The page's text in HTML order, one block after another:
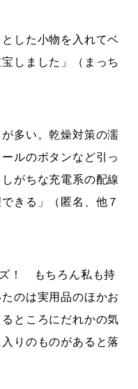
した小物を入れてベ
しました」（まっち
多い。乾燥対策の濡
ルのボタンなど引っ
がちな充電系の配線
きる」（匿名、他７
！ もちろん私も持
のは実用品のほかお
ところにだれかの気
りのものがあると落